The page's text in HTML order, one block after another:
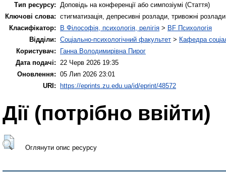
Тип ресурсу:
Доповідь на конференції або симпозіумі (Стаття)
Ключові слова: стигматизація, депресивні розлади, тривожні
Класифікатор:
B Філософія, психологія, релігія > BF Психологія
Відділи: Соціально-психологічний факультет > Кафедра
Користувач:
Ганна Володимирівна Пирог
Дата подачі:
22 Черв 2026 19:35
Оновлення: 05 Лип 2026 23:01
URI: https://eprints.zu.edu.ua/id/eprint/48572
Дії ​​(потрібно ввійти)
Оглянути опис ресурсу